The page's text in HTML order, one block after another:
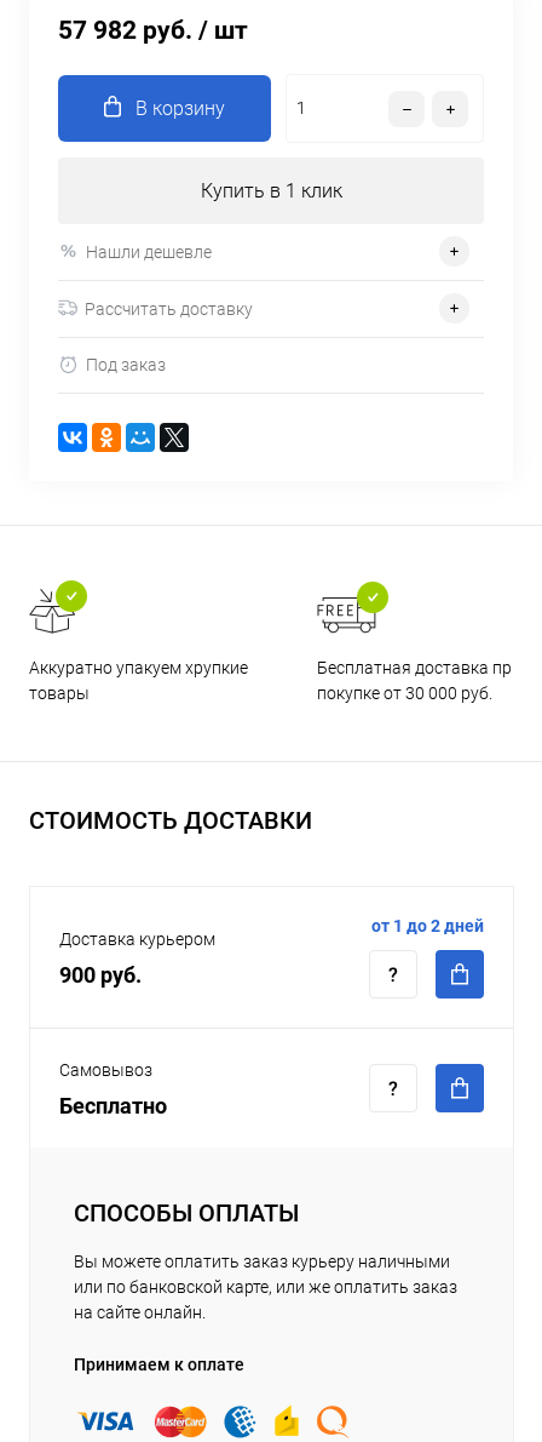
57 982 руб. / шт
В корзину
Купить в 1 клик
Нашли дешевле
Рассчитать доставку
Под заказ
Аккуратно упакуем хрупкие
товары
Бесплатная доставка при
покупке от 30 000 руб.
СТОИМОСТЬ ДОСТАВКИ
Доставка курьером
900 руб.
от 1 до 2 дней
Самовывоз
Бесплатно
СПОСОБЫ ОПЛАТЫ
Вы можете оплатить заказ курьеру наличными
или по банковской карте, или же оплатить заказ
на сайте онлайн.
Принимаем к оплате